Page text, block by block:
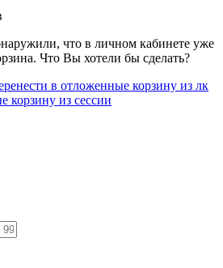
что в личном кабинете уже
Что Вы хотели бы сделать?
в отложенные корзину из лк
корзину из сессии